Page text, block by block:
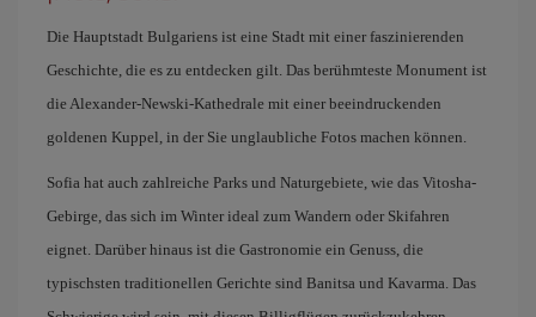
Die Hauptstadt Bulgariens ist eine Stadt mit einer faszinierenden
Geschichte, die es zu entdecken gilt. Das berühmteste Monument ist
die Alexander-Newski-Kathedrale mit einer beeindruckenden
goldenen Kuppel, in der Sie unglaubliche Fotos machen können.
Sofia hat auch zahlreiche Parks und Naturgebiete, wie das Vitosha-
Gebirge, das sich im Winter ideal zum Wandern oder Skifahren
eignet. Darüber hinaus ist die Gastronomie ein Genuss, die
typischsten traditionellen Gerichte sind Banitsa und Kavarma. Das